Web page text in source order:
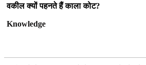
वकील क्यों पहनते हैं काला कोट?
Knowledge